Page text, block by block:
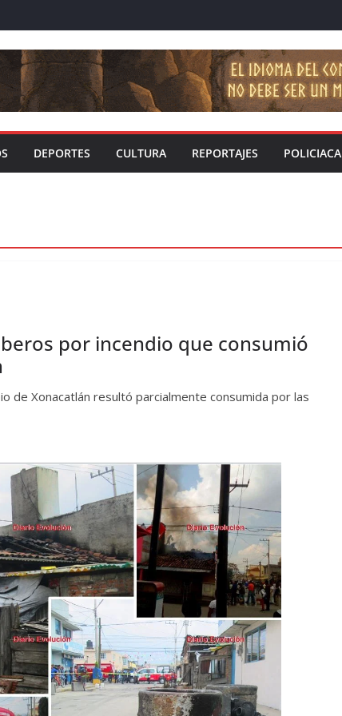
DEPORTES CULTURA REPORTAJES POLICIACA
por incendio que consumió
de Xonacatlán resultó parcialmente consumida por las